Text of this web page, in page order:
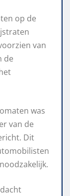
op de
van
de
was
van de
Dit